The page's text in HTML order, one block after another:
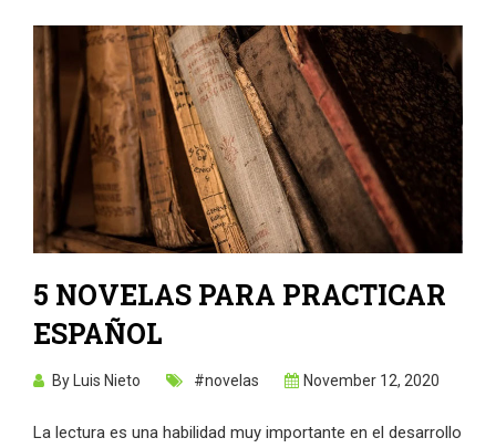
5 NOVELAS PARA PRACTICAR
ESPAÑOL
By Luis Nieto #novelas November 12, 2020
La lectura es una habilidad muy importante en el desarrollo